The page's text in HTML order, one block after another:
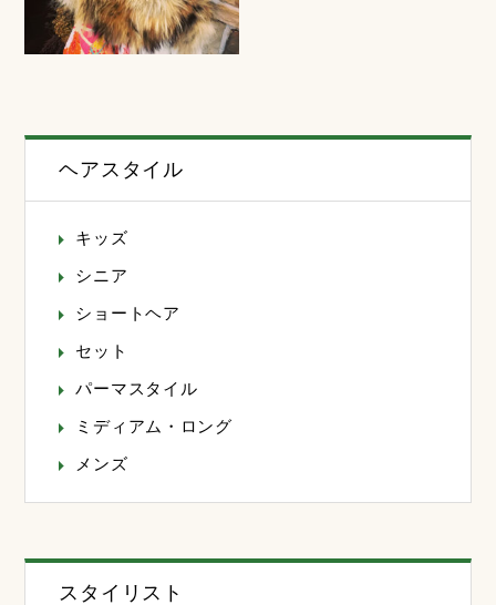
ヘアスタイル
キッズ
シニア
ショートヘア
セット
パーマスタイル
ミディアム・ロング
メンズ
スタイリスト